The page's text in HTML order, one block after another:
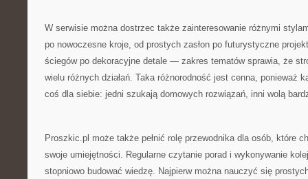
W serwisie można dostrzec także zainteresowanie różnymi
po nowoczesne kroje, od prostych zasłon po futurystyczne
ściegów po dekoracyjne detale — zakres tematów sprawia, że
wielu różnych działań. Taka różnorodność jest cenna, ponieważ
coś dla siebie: jedni szukają domowych rozwiązań, inni wolą
Proszkic.pl może także pełnić rolę przewodnika dla osób, które
swoje umiejętności. Regularne czytanie porad i wykonywanie
stopniowo budować wiedzę. Najpierw można nauczyć się